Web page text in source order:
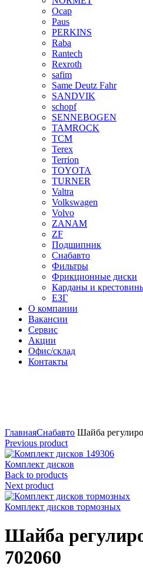
Ocap
Paus
PERKINS
Raba
Rantech
Rexroth
safim
Same Deutz Fahr
SANDVIK
schopf
SENNEBOGEN
TAMROCK
TCM
Terex
Terrion
TOYOTA
TURNER
Valtra
Volkswagen
Volvo
ZANAM
ZF
Подшипник
Снабавто
Фильтры
Фрикционные диски
Карданы и
ЕЗГ
О компании
Вакансии
Сервис
Акции
Офис/склад
Контакты
ГлавнаяСнабавто Шайба
Previous product
Комплект дисков
Back to products
Next product
Комплект дисков тормозных
Шайба
702060